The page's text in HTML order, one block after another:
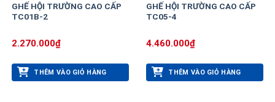
GHẾ HỘI TRƯỜNG CAO CẤP
TC01B-2
2.270.000₫
THÊM VÀO GIỎ HÀNG
GHẾ HỘI TRƯỜNG CAO CẤP
TC05-4
4.460.000₫
THÊM VÀO GIỎ HÀNG